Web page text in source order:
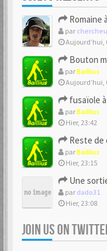
Romaine
par
Aujourd’hui,
Bouton
parBaillius
Aujourd’hui,
fusaïole
parBaillius
Hier, 23:42
Reste de
parBaillius
Hier, 23:15
Une
par dado31
Hier, 23:08
JOIN US ON